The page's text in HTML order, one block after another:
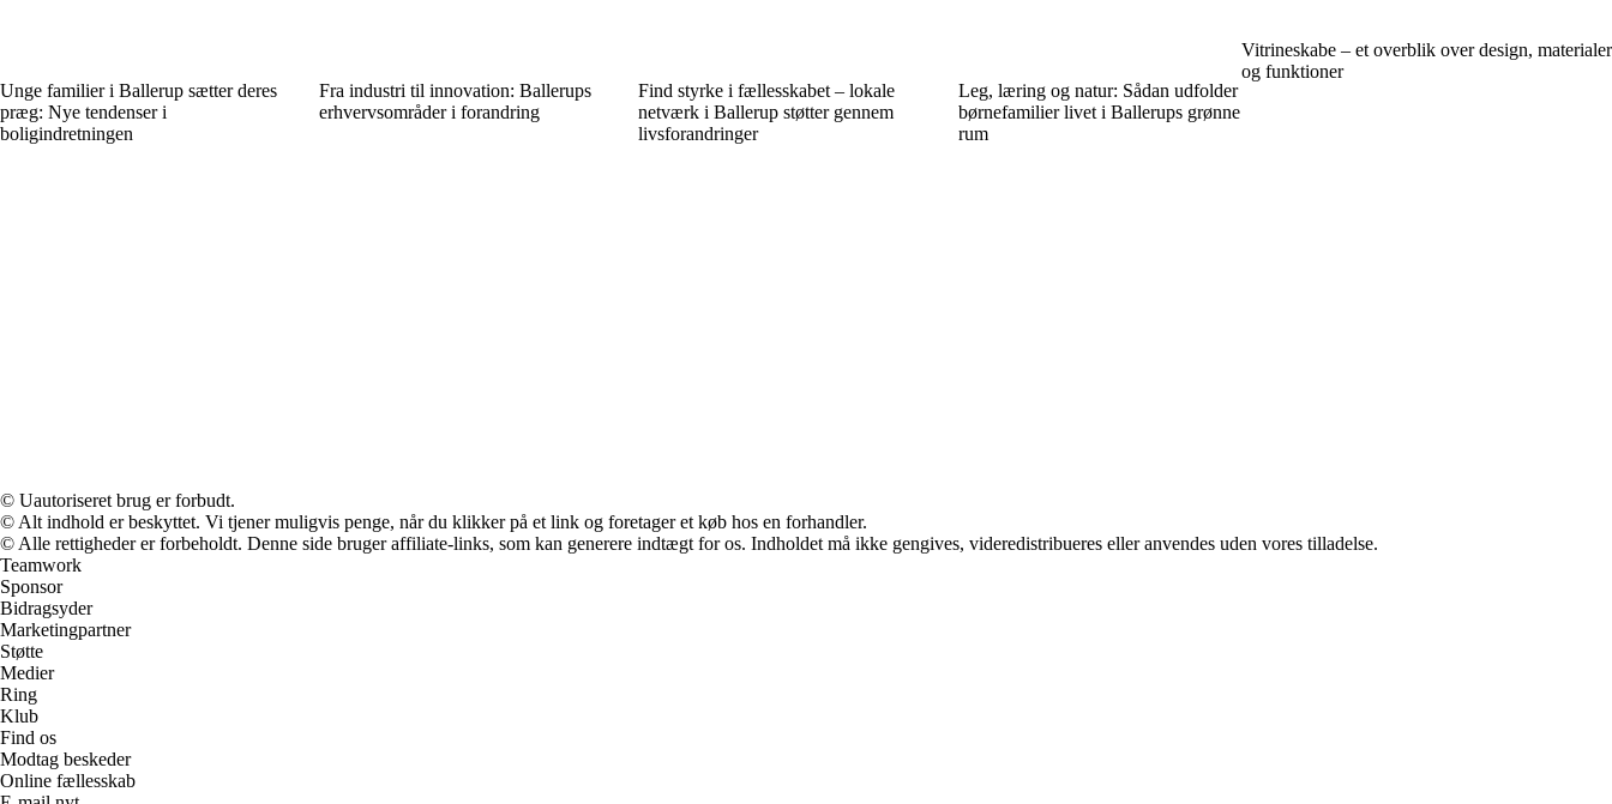
Unge familier i Ballerup sætter deres
præg: Nye tendenser i
boligindretningen
Fra industri til innovation: Ballerups
erhvervsområder i forandring
Find styrke i fællesskabet – lokale
netværk i Ballerup støtter gennem
livsforandringer
Leg, læring og natur: Sådan udfolder
børnefamilier livet i Ballerups grønne
rum
Vitrineskabe – et overblik over design, materialer
og funktioner
© Uautoriseret brug er forbudt.
© Alt indhold er beskyttet. Vi tjener muligvis penge, når du klikker på et link og foretager et køb hos en forhandler.
© Alle rettigheder er forbeholdt. Denne side bruger affiliate-links, som kan generere indtægt for os. Indholdet må ikke gengives, videredistribueres eller anvendes uden vores tilladelse.
Teamwork
Sponsor
Bidragsyder
Marketingpartner
Støtte
Medier
Ring
Klub
Find os
Modtag beskeder
Online fællesskab